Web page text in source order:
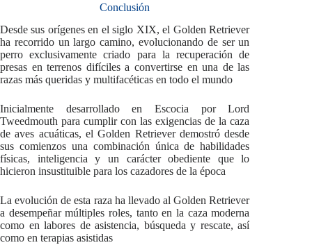
Conclusión
Desde sus orígenes en el siglo XIX, el Golden Retriever
ha recorrido un largo camino, evolucionando de ser un
perro exclusivamente criado para la recuperación de
presas en terrenos difíciles a convertirse en una de las
razas más queridas y multifacéticas en todo el mundo
Inicialmente desarrollado en Escocia por Lord
Tweedmouth para cumplir con las exigencias de la caza
de aves acuáticas, el Golden Retriever demostró desde
sus comienzos una combinación única de habilidades
físicas, inteligencia y un carácter obediente que lo
hicieron insustituible para los cazadores de la época
La evolución de esta raza ha llevado al Golden Retriever
a desempeñar múltiples roles, tanto en la caza moderna
como en labores de asistencia, búsqueda y rescate, así
como en terapias asistidas